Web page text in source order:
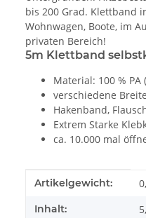
bis 200 Grad. Klettband
Wohnwagen, Boote, im
privaten Bereich!
5m Klettband
Material: 100 % PA
verschiedene
Hakenband,
Extrem Starke
ca. 10.000 mal
Produkteigenschaft
Wert
Artikelgewicht:
Inhalt: